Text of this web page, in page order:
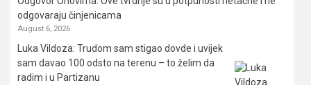
odgovaraju činjenicama
August 6, 2026
Luka Vildoza: Trudom sam stigao dovde i uvijek
sam davao 100 odsto na terenu – to želim da
radim i u Partizanu